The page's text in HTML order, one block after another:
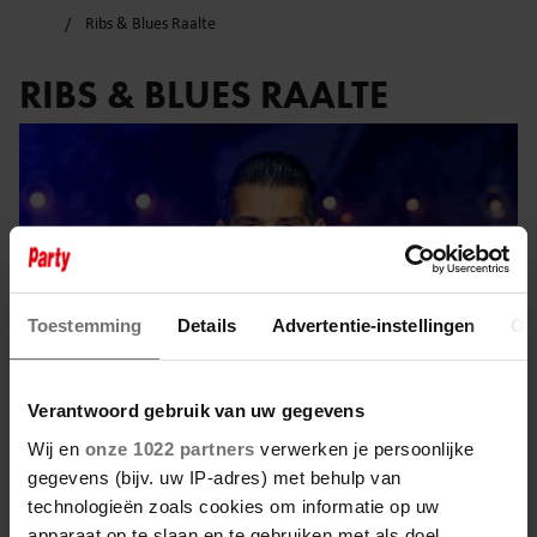
Toestemming Details Advertentie-instellingen
Verantwoord gebruik van uw gegevens
Wij en onze 1022 partners verwerken je persoonlijke
gegevens (bijv. uw IP-adres) met behulp van
technologieën zoals cookies om informatie op uw
Ribs & Blues Raalte
RIBS & BLUES RAALTE
31 mei 2025